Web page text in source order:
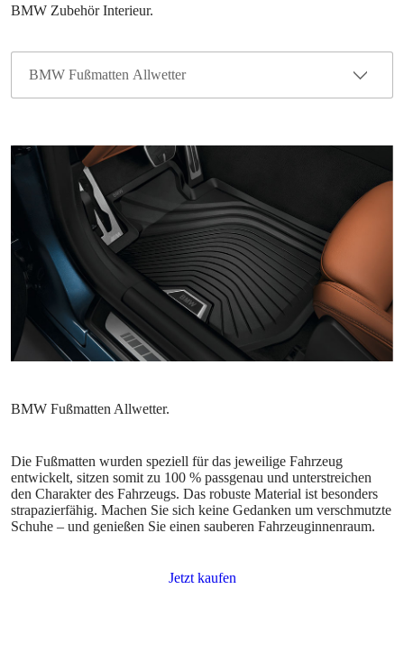
Die Fußmatten wurden speziell für das jeweilige Fahrzeug
entwickelt, sitzen somit zu 100 % passgenau und unterstreichen
den Charakter des Fahrzeugs. Das robuste Material ist besonders
strapazierfähig. Machen Sie sich keine Gedanken um verschmutzte
Schuhe – und genießen Sie einen sauberen Fahrzeuginnenraum.